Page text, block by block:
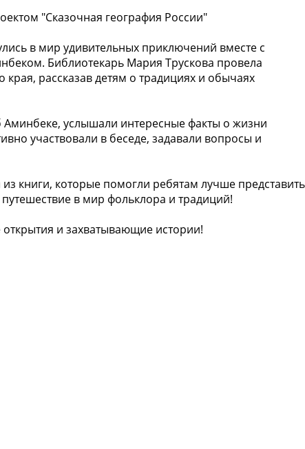
"Сказочная география России"
в мир удивительных приключений вместе с
Библиотекарь Мария Трускова провела
рассказав детям о традициях и обычаях
Аминбеке, услышали интересные факты о жизни
участвовали в беседе, задавали вопросы и
книги, которые помогли ребятам лучше представить
в мир фольклора и традиций!
открытия и захватывающие истории!